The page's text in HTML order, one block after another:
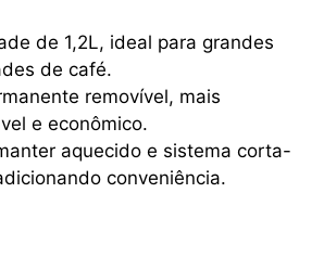
de 1,2L, ideal para grandes
de café.
removível, mais
e econômico.
aquecido e sistema corta-
conveniência.